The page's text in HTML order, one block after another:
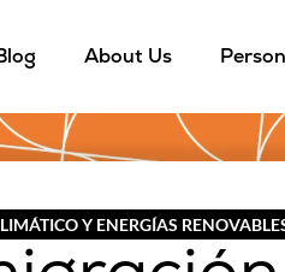
About Us
Y ENERGÍAS